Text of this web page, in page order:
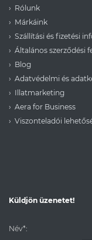
Rólunk
Márkáink
Szállítási és fizetési
Általános szerződési
Blog
Adatvédelmi és
Illatmarketing
Aera for Business
Viszonteladói
Küldjön üzenetet!
Név*: